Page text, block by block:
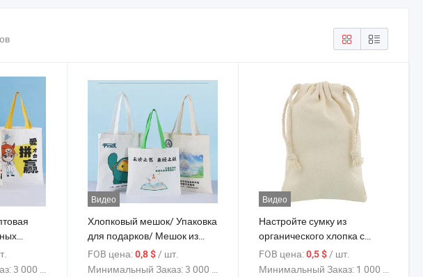
3 000 Куски
Видео
Хлопковый мешок/ Упаковка
для подарков/ Мешок из
джута
FOB цена: 0,8 $/ шт.
Минимальный Заказ:3 000 Куски
Видео
Настройте сумку из
органического хлопка с
индивидуальным логотипом
FOB цена: 0,5 $/ шт.
Минимальный Заказ: 1 000 Куски